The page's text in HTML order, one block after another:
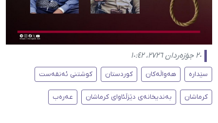
٢٠ جۆزەردان ٢٧٢٦، ١٠:٤٢
سێدارە هەواڵەکان کوردستان کوشتنی ئەنقەست
کرماشان بەندیخانەی دێزڵئاوای کرماشان عەرەب